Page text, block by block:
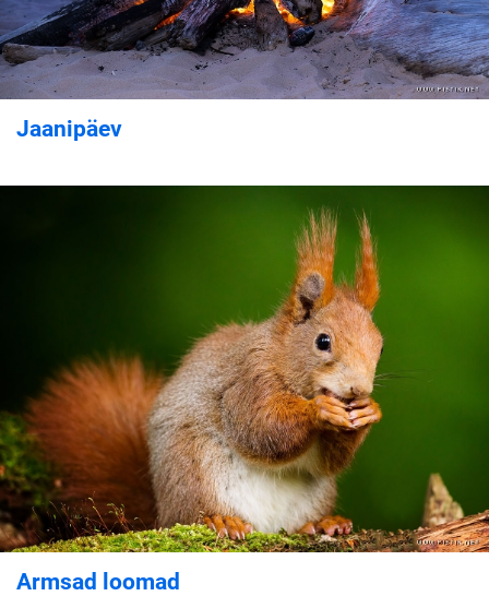
Jaanipäev
Armsad loomad